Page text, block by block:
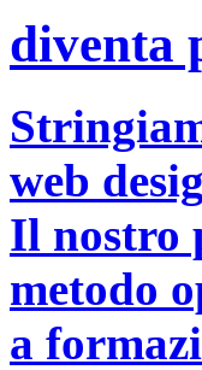
diventa
web
Il nostro
metodo
a